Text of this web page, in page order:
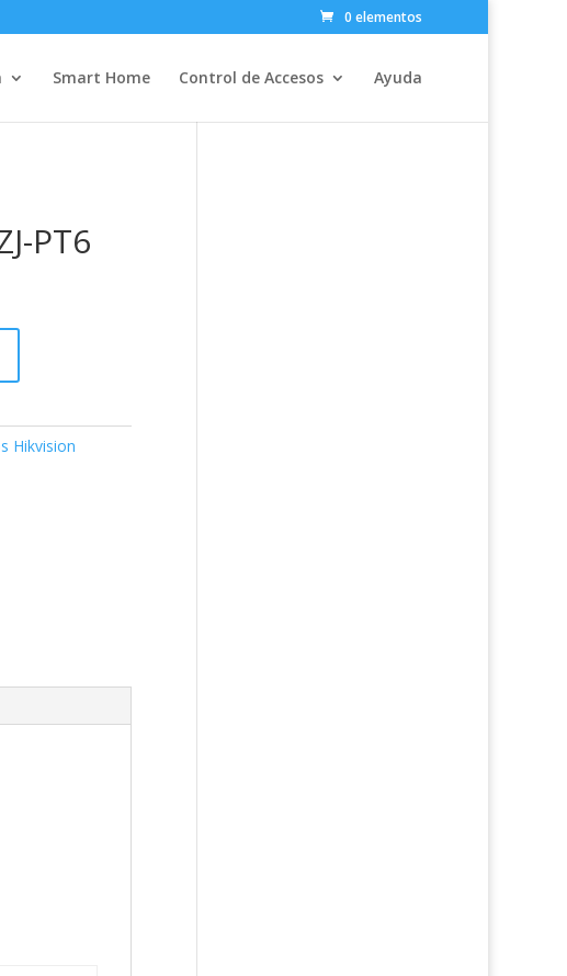
0 elementos
Smart Home Control de Accesos Ayuda
PT6
Hikvision